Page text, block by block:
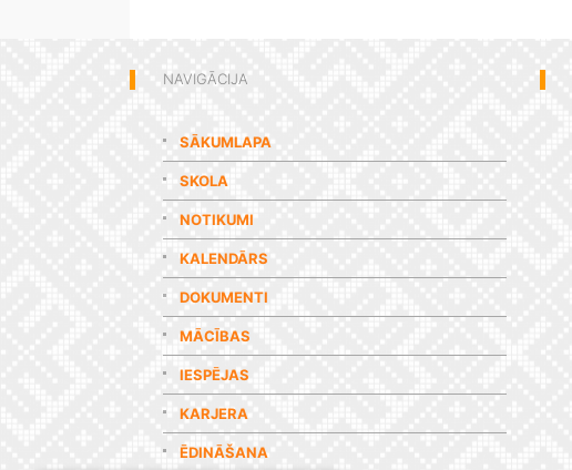
NAVIGĀCIJA
SĀKUMLAPA
SKOLA
NOTIKUMI
KALENDĀRS
DOKUMENTI
MĀCĪBAS
IESPĒJAS
KARJERA
ĒDINĀŠANA